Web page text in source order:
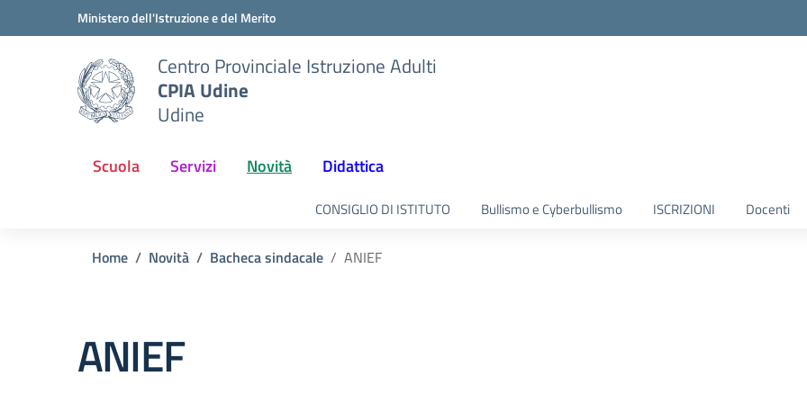
Vai ai contenuti
Vai al menu di navigazioneMinistero dell'Istruzione e del Merito
Centro Provinciale Istruzione Adulti
CPIA Udine
Udine
Scuola Servizi Novità Didattica
CONSIGLIO DI ISTITUTO Bullismo e Cyberbullismo ISCRIZIONI Docenti
Home Novità Bacheca sindacale ANIEF
ANIEF